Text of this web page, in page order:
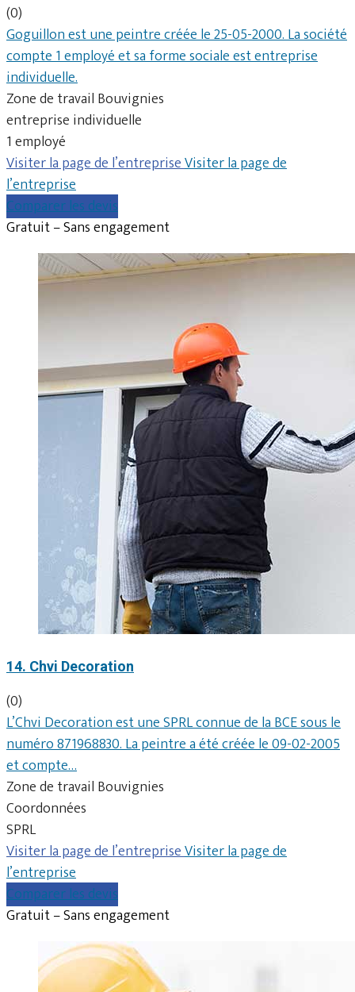
(0)
Goguillon est une peintre créée le 25-05-2000. La société
compte 1 employé et sa forme sociale est entreprise
individuelle.
Zone de travail Bouvignies
entreprise individuelle
1 employé
Visiter la page de l’entrepriseVisiter la page de
l’entreprise
Comparer les devis
Gratuit – Sans engagement
14. Chvi Decoration
(0)
L’Chvi Decoration est une SPRL connue de la BCE sous le
numéro 871968830. La peintre a été créée le 09-02-2005
et compte…
Zone de travail Bouvignies
Coordonnées
SPRL
Visiter la page de l’entrepriseVisiter la page de
l’entreprise
Comparer les devis
Gratuit – Sans engagement